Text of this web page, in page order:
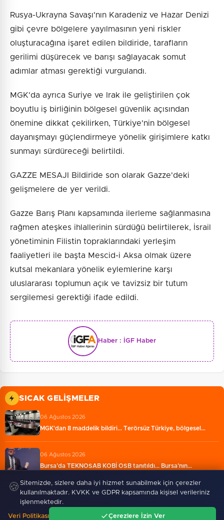
Rusya-Ukrayna Savaşı'nın Karadeniz ve Hazar Denizi
gibi çevre bölgelere yayılmasının yeni riskler
oluşturacağına işaret edilen bildiride, tarafların
gerilimi düşürecek ve barışı sağlayacak somut
adımlar atması gerektiği vurgulandı.
MGK'da ayrıca Suriye ve Irak ile geliştirilen çok
boyutlu iş birliğinin bölgesel güvenlik açısından
önemine dikkat çekilirken, Türkiye'nin bölgesel
dayanışmayı güçlendirmeye yönelik girişimlere katkı
sunmayı sürdüreceği belirtildi.
GAZZE MESAJI Bildiride son olarak Gazze'deki
gelişmelere de yer verildi.
Gazze Barış Planı kapsamında ilerleme sağlanmasına
rağmen ateşkes ihlallerinin sürdüğü belirtilerek, İsrail
yönetiminin Filistin topraklarındaki yerleşim
faaliyetleri ile başta Mescid-i Aksa olmak üzere
kutsal mekanlara yönelik eylemlerine karşı
uluslararası toplumun açık ve tavizsiz bir tutum
sergilemesi gerektiği ifade edildi.
Haber : İGF Haber
SICAK GELIŞMELER
06 Ağustos 2026
MGK'dan 8 maddelik bildiri... Terörsüz Türkiye, bölgesel…
06 Ağustos 2026
Bursa’da TEKNOSAB KOBİ OSB tanıtıldı... Bursa’nın…
06 Ağustos 2026
TBMM'nin ana binası YES-TR'de 'çok iyi' olarak
sertifikalandırıldı…
🍪 Sitemizde, sizlere daha iyi hizmet sunabilmek için çerezler
kullanılmaktadır. KVKK ve GDPR kapsamında kişisel verileriniz
işlenmektedir.
Veri Politikası Çerezlere İzin Ver